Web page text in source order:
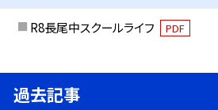
R8長尾中スクールライフ PDF
過去記事